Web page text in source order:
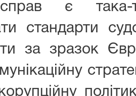
справ є
стандарти
за зразок